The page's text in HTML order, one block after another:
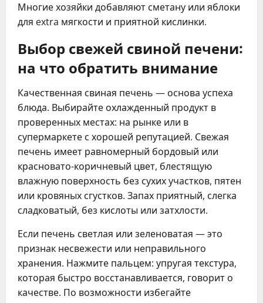
Многие хозяйки добавляют сметану или яблоки
для extra мягкости и приятной кислинки.
Выбор свежей свиной печени:
на что обратить внимание
Качественная свиная печень — основа успеха
блюда. Выбирайте охлажденный продукт в
проверенных местах: на рынке или в
супермаркете с хорошей репутацией. Свежая
печень имеет равномерный бордовый или
красновато-коричневый цвет, блестящую
влажную поверхность без сухих участков, пятен
или кровяных сгустков. Запах приятный, слегка
сладковатый, без кислоты или затхлости.
Если печень светлая или зеленоватая — это
признак несвежести или неправильного
хранения. Нажмите пальцем: упругая текстура,
которая быстро восстанавливается, говорит о
качестве. По возможности избегайте